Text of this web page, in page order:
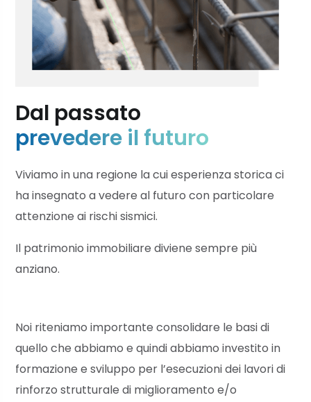
Dal passato
prevedere il futuro
Viviamo in una regione la cui esperienza storica ci
ha insegnato a vedere al futuro con particolare
attenzione ai rischi sismici.
Il patrimonio immobiliare diviene sempre più
anziano.
Noi riteniamo importante consolidare le basi di
quello che abbiamo e quindi abbiamo investito in
formazione e sviluppo per l’esecuzioni dei lavori di
rinforzo strutturale di miglioramento e/o